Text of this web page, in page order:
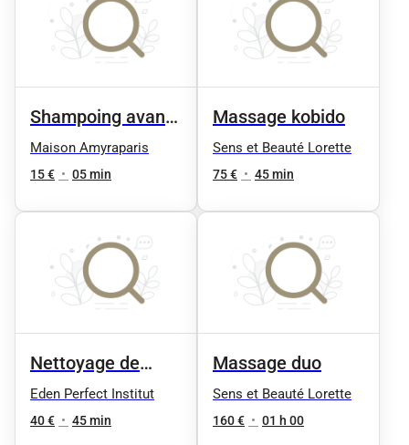
Shampoing avant
prestation
Maison Amyraparis
15 € • 05 min
Massage kobido
Sens et Beauté Lorette
75 € • 45 min
Nettoyage de
peau
Eden Perfect Institut
40 € • 45 min
Massage duo
Sens et Beauté Lorette
160 € • 01 h 00